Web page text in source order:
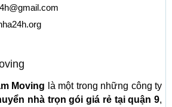
Moving là một trong những công ty
nhà trọn gói giá rẻ tại quận 9,